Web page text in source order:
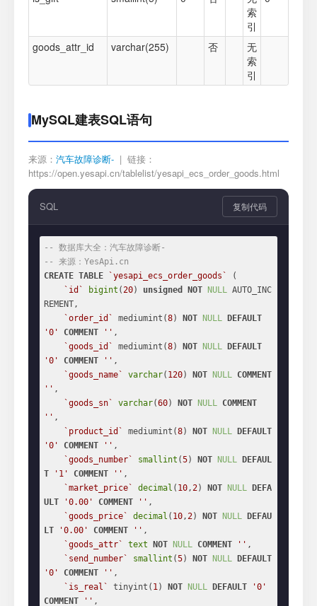
索
引
goods_attr_id varchar(255) 否
无
索
引
MySQL建表SQL语句
来源： 汽车故障诊断- | 链接：
https://open.yesapi.cn/tablelist/yesapi_ecs_order_goods.html
SQL 复制代码
-- 数据库大全：汽车故障诊断-
-- 来源：YesApi.cn
CREATE TABLE `yesapi_ecs_order_goods`
(
`id`
bigint (20) unsigned NOT NULL AUTO_INC
REMENT,
`order_id`
mediumint(8) NOT NULL
DEFAULT
'0'
COMMENT '' ,
`goods_id`
mediumint(8) NOT NULL
DEFAULT
'0'
COMMENT '' ,
`goods_name`
varchar( 120) NOT NULL COMMENT
'' ,
`goods_sn`
varchar(60) NOT NULL COMMENT
'' ,
`product_id`
mediumint(8) NOT NULL
DEFAULT
'0'
COMMENT '' ,
`goods_number`
smallint (5) NOT NULL
DEFAUL
T
'1' COMMENT '' ,
`market_price`
decimal ( 10,2) NOT NULL
DEFA
ULT
'0.00' COMMENT '' ,
`goods_price`
decimal ( 10,2) NOT NULL
DEFAU
LT
'0.00' COMMENT '' ,
`goods_attr`
text NOT NULL COMMENT '' ,
`send_number`
smallint (5) NOT NULL
DEFAULT
'0'
COMMENT '' ,
`is_real`
tinyint( 1) NOT NULL DEFAULT
'0'
COMMENT
'' ,